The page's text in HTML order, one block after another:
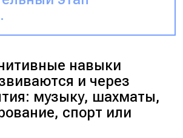
навыки
и через
музыку, шахматы,
спорт или